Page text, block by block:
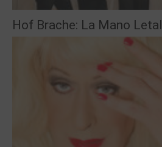
Hof Brache: La Mano Letal